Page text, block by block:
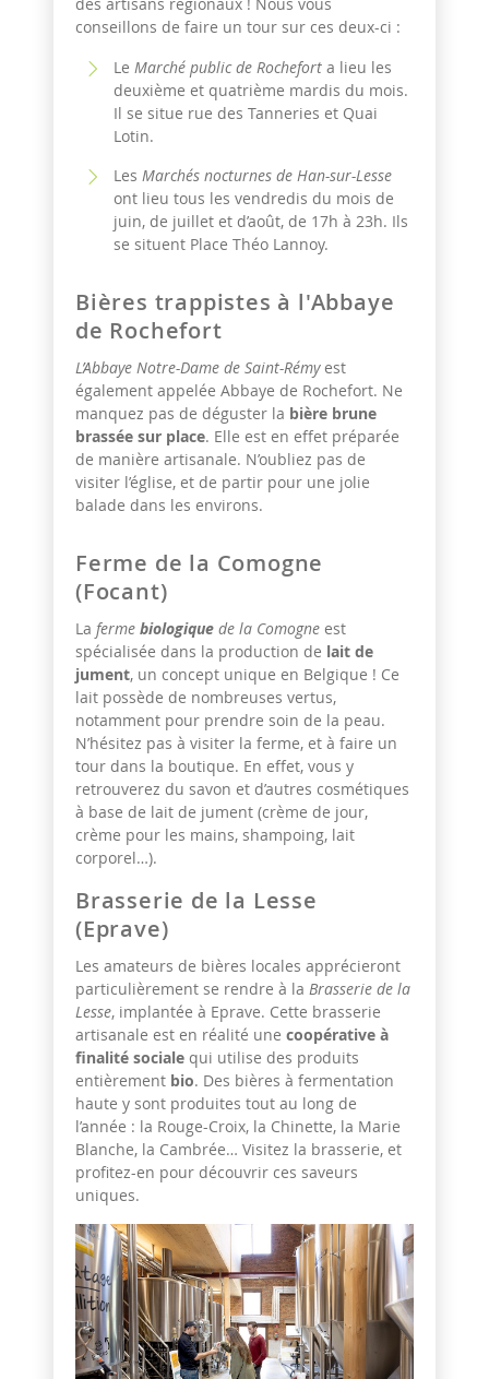
conseillons de faire un tour sur ces deux-ci :
Le Marché public de Rochefort a lieu les
deuxième et quatrième mardis du mois.
Il se situe rue des Tanneries et Quai
Lotin.
Les Marchés nocturnes de Han-sur-Lesse
ont lieu tous les vendredis du mois de
juin, de juillet et d’août, de 17h à 23h. Ils
se situent Place Théo Lannoy.
Bières trappistes à l'Abbaye
de Rochefort
L’Abbaye Notre-Dame de Saint-Rémyest
également appelée Abbaye de Rochefort. Ne
manquez pas de déguster la bière brune
brassée sur place. Elle est en effet préparée
de manière artisanale. N’oubliez pas de
visiter l’église, et de partir pour une jolie
balade dans les environs.
Ferme de la Comogne
(Focant)
La ferme biologique de la Comogne est
spécialisée dans la production de lait de
jument, un concept unique en Belgique ! Ce
lait possède de nombreuses vertus,
notamment pour prendre soin de la peau.
N’hésitez pas à visiter la ferme, et à faire un
tour dans la boutique. En effet, vous y
retrouverez du savon et d’autres cosmétiques
à base de lait de jument (crème de jour,
crème pour les mains, shampoing, lait
corporel…).
Brasserie de la Lesse
(Eprave)
Les amateurs de bières locales apprécieront
particulièrement se rendre à la Brasserie de la
Lesse, implantée à Eprave. Cette brasserie
artisanale est en réalité une coopérative à
finalité sociale qui utilise des produits
entièrement bio. Des bières à fermentation
haute y sont produites tout au long de
l’année : la Rouge-Croix, la Chinette, la Marie
Blanche, la Cambrée… Visitez la brasserie, et
profitez-en pour découvrir ces saveurs
uniques.